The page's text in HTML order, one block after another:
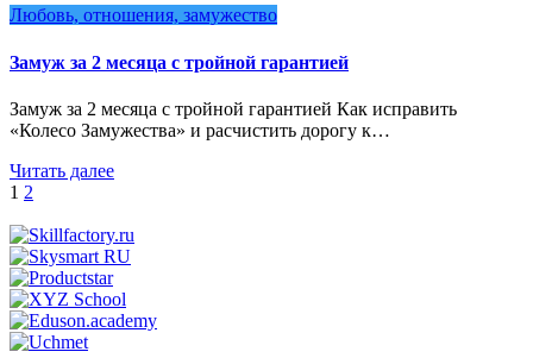
Любовь, отношения, замужество
Замуж за 2 месяца с тройной гарантией
Замуж за 2 месяца с тройной гарантией Как исправить
«Колесо Замужества» и расчистить дорогу к…
Читать далее
Пагинация
записей
1 2